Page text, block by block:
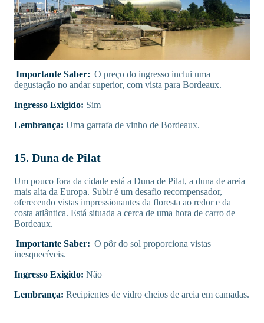
Importante Saber: O preço do ingresso inclui uma
degustação no andar superior, com vista para Bordeaux.
Ingresso Exigido: Sim
Lembrança: Uma garrafa de vinho de Bordeaux.
15. Duna de Pilat
Um pouco fora da cidade está a Duna de Pilat, a duna de areia
mais alta da Europa. Subir é um desafio recompensador,
oferecendo vistas impressionantes da floresta ao redor e da
costa atlântica. Está situada a cerca de uma hora de carro de
Bordeaux.
Importante Saber: O pôr do sol proporciona vistas
inesquecíveis.
Ingresso Exigido: Não
Lembrança: Recipientes de vidro cheios de areia em camadas.